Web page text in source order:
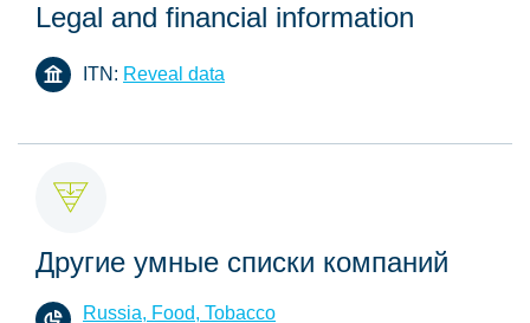
Legal and financial information
ITN: Reveal data
Другие умные списки компаний
Russia, Food, Tobacco